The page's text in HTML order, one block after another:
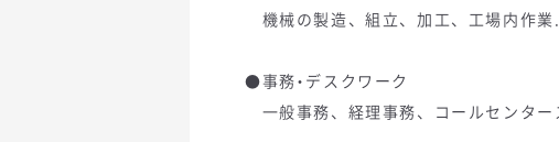
機械の製造、組立、加工、工場内作
●事務・デスクワーク
一般事務、経理事務、コールセンタ